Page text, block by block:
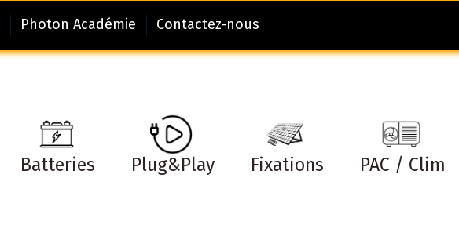
Photon Académie Contactez-nous
Batteries Plug&Play Fixations PAC / Clim